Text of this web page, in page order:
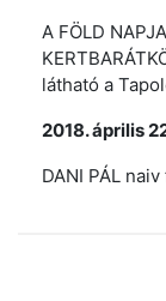
A FÖLD
látható a
2018. április
DANI PÁL